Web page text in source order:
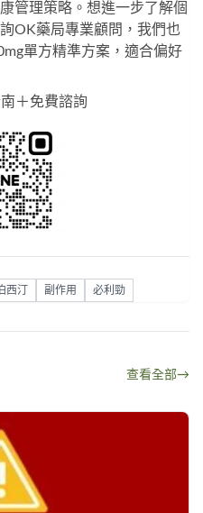
管理策略。想進一步了解個
OK藥局專業顧問，我們也
單方精準方案，適合偏好
＋免費諮詢
西汀 副作用 必利勁
查看全部→